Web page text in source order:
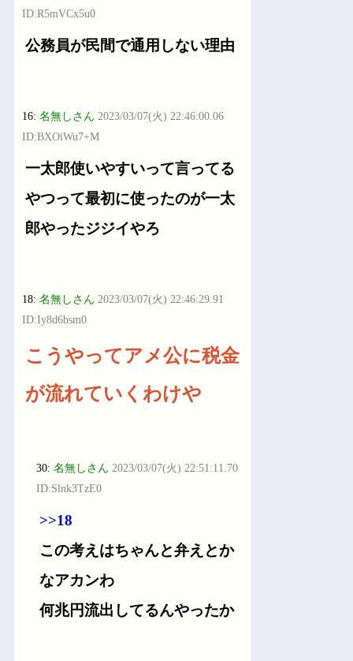
ID:R5mVCx5u0
公務員が民間で通用しない理由
16:名無しさん 2023/03/07(火) 22:46:00.06
ID:BXOiWu7+M
一太郎使いやすいって言ってる
やつって最初に使ったのが一太
郎やったジジイやろ
18:名無しさん 2023/03/07(火) 22:46:29.91
ID:Iy8d6bsm0
こうやってアメ公に税金
が流れていくわけや
30:名無しさん 2023/03/07(火) 22:51:11.70
ID:Slnk3TzE0
>>18
この考えはちゃんと弁えとか
なアカンわ
何兆円流出してるんやったか